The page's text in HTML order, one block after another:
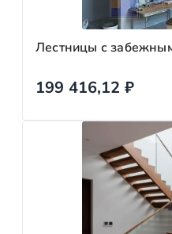
Лестницы с
199 416,12 ₽